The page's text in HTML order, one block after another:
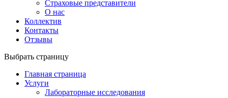
Страховые представители
О нас
Коллектив
Контакты
Отзывы
Выбрать страницу
Главная страница
Услуги
Лабораторные исследования